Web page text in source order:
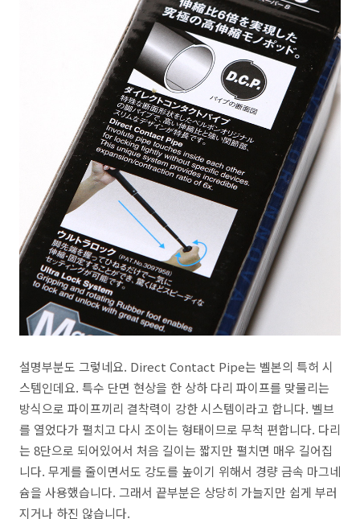
설명부분도 그렇네요. Direct Contact Pipe는 벨본의 특허 시
스템인데요. 특수 단면 현상을 한 상하 다리 파이프를 맞물리는
방식으로 파이프끼리 결착력이 강한 시스템이라고 합니다. 벨브
를 열었다가 펼치고 다시 조이는 형태이므로 무척 편합니다. 다리
는 8단으로 되어있어서 처음 길이는 짧지만 펼치면 매우 길어집
니다. 무게를 줄이면서도 강도를 높이기 위해서 경량 금속 마그네
슘을 사용했습니다. 그래서 끝부분은 상당히 가늘지만 쉽게 부러
지거나 하진 않습니다.